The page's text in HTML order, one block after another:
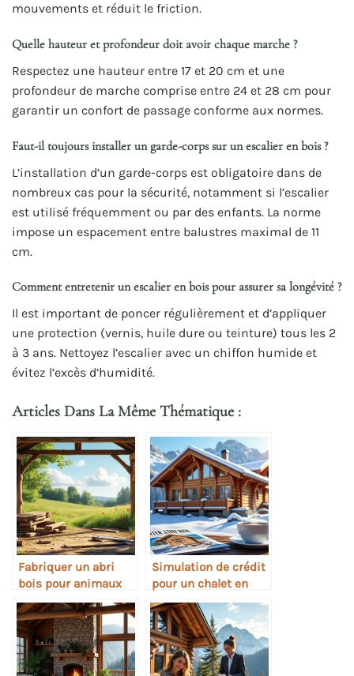
mouvements et réduit le friction.
Quelle hauteur et profondeur doit avoir chaque marche ?
Respectez une hauteur entre 17 et 20 cm et une
profondeur de marche comprise entre 24 et 28 cm pour
garantir un confort de passage conforme aux normes.
Faut-il toujours installer un garde-corps sur un escalier en bois ?
L’installation d’un garde-corps est obligatoire dans de
nombreux cas pour la sécurité, notamment si l’escalier
est utilisé fréquemment ou par des enfants. La norme
impose un espacement entre balustres maximal de 11
cm.
Comment entretenir un escalier en bois pour assurer sa longévité ?
Il est important de poncer régulièrement et d’appliquer
une protection (vernis, huile dure ou teinture) tous les 2
à 3 ans. Nettoyez l’escalier avec un chiffon humide et
évitez l’excès d’humidité.
Articles Dans La Même Thématique :
Fabriquer un abri
bois pour animaux
Simulation de crédit
pour un chalet en
bois